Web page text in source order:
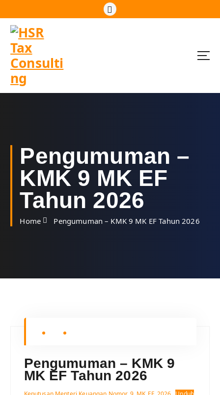
k
n
Pengumuman –
KMK 9 MK EF
Tahun 2026
Home Pengumuman – KMK 9 MK EF Tahun 2026
Pengumuman – KMK 9
MK EF Tahun 2026